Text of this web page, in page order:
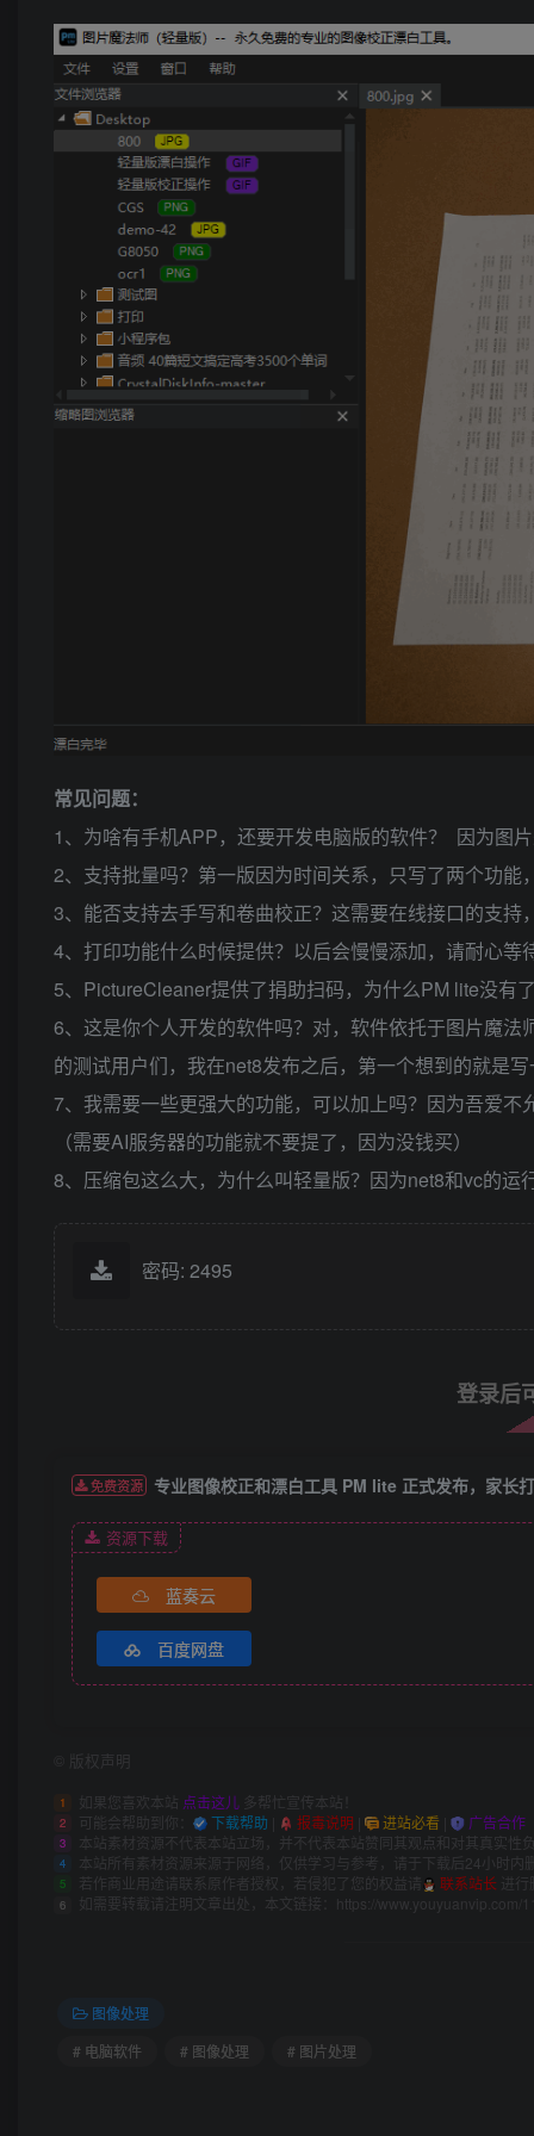
常见问题：
1、为啥有手机APP，还要开发电脑版的软件？ 因为图
2、支持批量吗？第一版因为时间关系，只写了两个功能
3、能否支持去手写和卷曲校正？这需要在线接口的支持
4、打印功能什么时候提供？以后会慢慢添加，请耐心等
5、PictureCleaner提供了捐助扫码，为什么PM lite没有
6、这是你个人开发的软件吗？对，软件依托于图片魔
的测试用户们，我在net8发布之后，第一个想到的就是
7、我需要一些更强大的功能，可以加上吗？因为吾爱
（需要AI服务器的功能就不要提了，因为没钱买）
8、压缩包这么大，为什么叫轻量版？因为net8和vc的运
密码: 2495
登录后
免费资源 专业图像校正和漂白工具 PM lite 正式发布，家长
资源下载
蓝奏云
百度网盘
版权声明
1 如果您喜欢本站 点击这儿 多帮忙宣传本站！
2 可能会帮助到你： 下载帮助 报毒说明 | 进站必看 | 广告合作
3 本站素材资源不代表本站立场，并不代表本站赞同其观点和对其真实性
4 本站所有素材资源来源于网络，仅供学习与参考，请于下载后24小时内
5 若作商业用途请联系原作者授权，若侵犯了您的权益请 联系站长 进
6 如需要转载请注明文章出处，本文链接： https://www.youyuanvip.com/
图像处理
# 电脑软件
# 图像处理 # 图片处理